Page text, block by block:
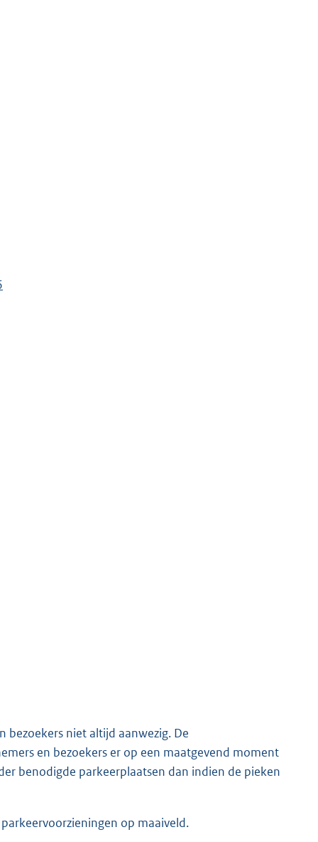
bezoekers niet altijd aanwezig. De
en bezoekers er op een maatgevend moment
benodigde parkeerplaatsen dan indien de pieken
op maaiveld.